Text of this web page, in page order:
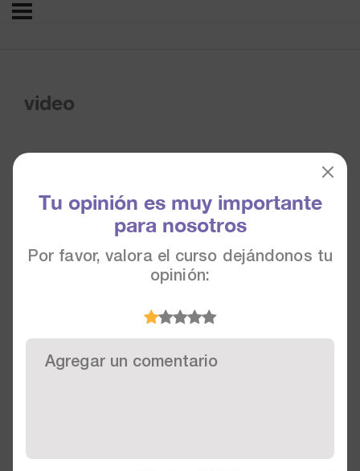
Tu opinión es muy importante
para nosotros
Por favor, valora el curso dejándonos tu
opinión:
video